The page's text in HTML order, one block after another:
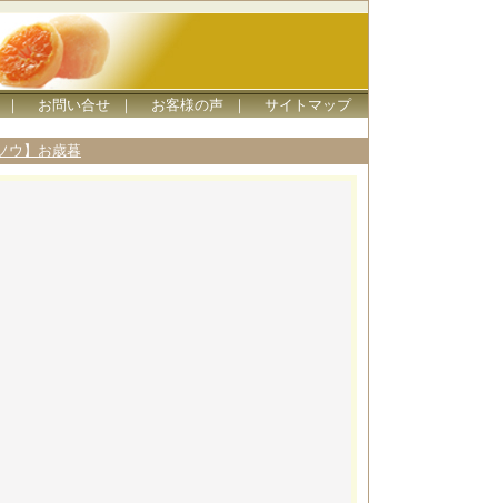
｜ お問い合せ ｜ お客様の声 ｜ サイトマップ
ウ】お歳暮